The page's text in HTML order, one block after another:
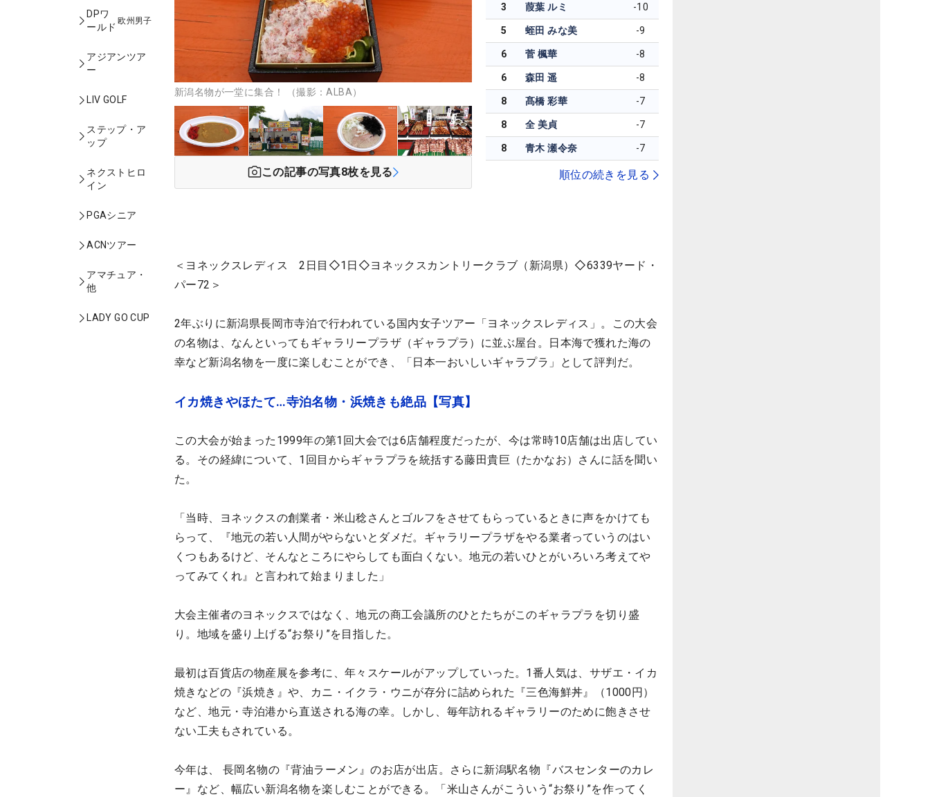
DPワ
ールド
欧州男子
アジアンツア
ー
LIV GOLF
ステップ・ア
ップ
ネクストヒロ
イン
PGAシニア
ACNツアー
アマチュア・
他
LADY GO CUP
新潟名物が一堂に集合！ （撮影：ALBA）
この記事の写真8枚を見る
3 葭葉 ルミ -10
5 蛭田 みな美 -9
6 菅 楓華 -8
6 森田 遥 -8
8 髙橋 彩華 -7
8 全 美貞 -7
8 青木 瀬令奈 -7
順位の続きを見る
＜ヨネックスレディス 2日目◇1日◇ヨネックスカントリークラブ（新潟県）◇6339ヤード・
パー72＞
2年ぶりに新潟県長岡市寺泊で行われている国内女子ツアー「ヨネックスレディス」。この大会
の名物は、なんといってもギャラリープラザ（ギャラプラ）に並ぶ屋台。日本海で獲れた海の
幸など新潟名物を一度に楽しむことができ、「日本一おいしいギャラプラ」として評判だ。
イカ焼きやほたて…寺泊名物・浜焼きも絶品【写真】
この大会が始まった1999年の第1回大会では6店舗程度だったが、今は常時10店舗は出店してい
る。その経緯について、1回目からギャラプラを統括する藤田貴巨（たかなお）さんに話を聞い
た。
「当時、ヨネックスの創業者・米山稔さんとゴルフをさせてもらっているときに声をかけても
らって、『地元の若い人間がやらないとダメだ。ギャラリープラザをやる業者っていうのはい
くつもあるけど、そんなところにやらしても面白くない。地元の若いひとがいろいろ考えてや
ってみてくれ』と言われて始まりました」
大会主催者のヨネックスではなく、地元の商工会議所のひとたちがこのギャラプラを切り盛
り。地域を盛り上げる“お祭り”を目指した。
最初は百貨店の物産展を参考に、年々スケールがアップしていった。1番人気は、サザエ・イカ
焼きなどの『浜焼き』や、カニ・イクラ・ウニが存分に詰められた『三色海鮮丼』（1000円）
など、地元・寺泊港から直送される海の幸。しかし、毎年訪れるギャラリーのために飽きさせ
ない工夫もされている。
今年は、 長岡名物の『背油ラーメン』のお店が出店。さらに新潟駅名物『バスセンターのカレ
ー』など、幅広い新潟名物を楽しむことができる。「米山さんがこういう“お祭り”を作ってく